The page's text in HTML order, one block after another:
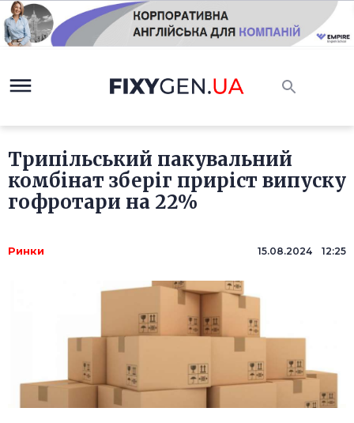
Трипільський пакувальний
комбінат зберіг приріст випуску
гофротари на 22%
Ринки 15.08.2024 12:25